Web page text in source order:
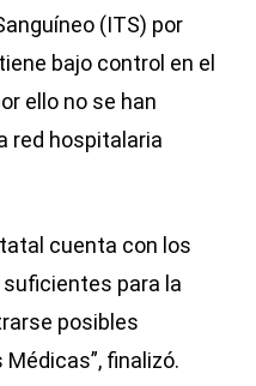
(ITS) por
bajo control en el
ello no se han
red hospitalaria
cuenta con los
para la
posibles
finalizó.